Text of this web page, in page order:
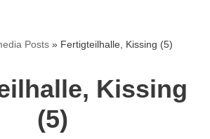
Posts» Fertigteilhalle, Kissing (5)
Kissing
(5)